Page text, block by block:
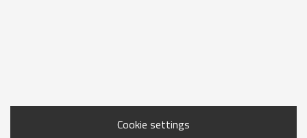
Cookie settings